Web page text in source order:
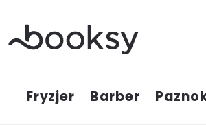
treści
Fryzjer Barber